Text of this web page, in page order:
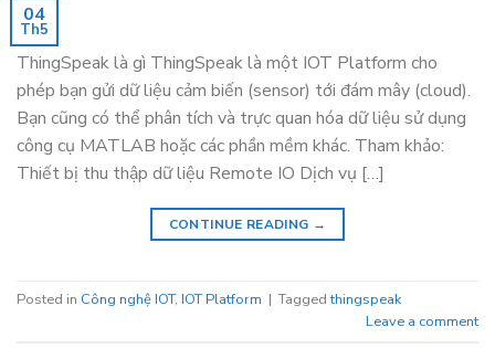
04
Th5
ThingSpeak là gì ThingSpeak là một IOT Platform cho
phép bạn gửi dữ liệu cảm biến (sensor) tới đám mây (cloud).
Bạn cũng có thể phân tích và trực quan hóa dữ liệu sử dụng
công cụ MATLAB hoặc các phần mềm khác. Tham khảo:
Thiết bị thu thập dữ liệu Remote IO Dịch vụ […]
CONTINUE READING →
Posted in Công nghệ IOT, IOT Platform | Taggedthingspeak
Leave a comment